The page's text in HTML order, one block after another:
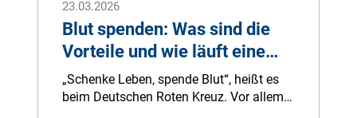
23.03.2026
Blut spenden: Was sind die
Vorteile und wie läuft eine
Blutspende ab?
„Schenke Leben, spende Blut“, heißt es
beim Deutschen Roten Kreuz. Vor allem